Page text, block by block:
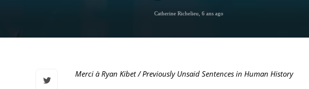
Catherine Richelieu 6 ans ago
Merci à Ryan Kibet / Previously Unsaid Sentences in Human History